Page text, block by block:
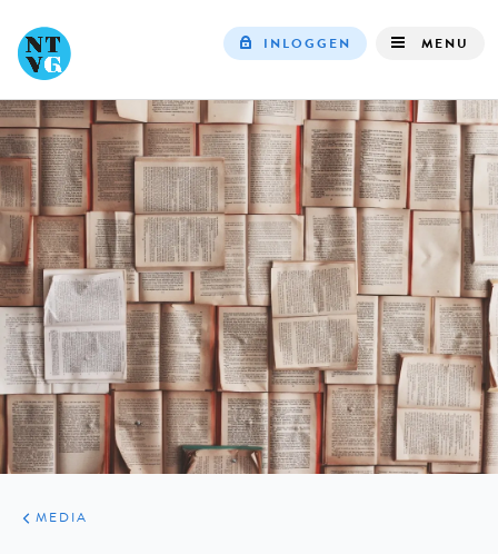
navigation
INLOGGEN MENU
ARTIKELEN
VARIA
MEDIA